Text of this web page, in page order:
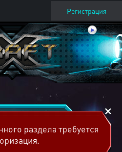
Регистрация
раздела требуется